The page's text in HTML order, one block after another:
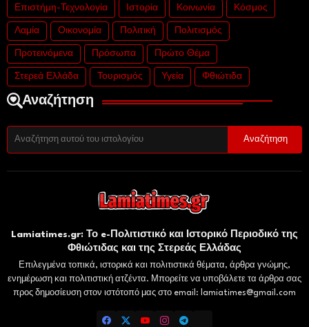
Επιστήμη-Τεχνολογία Ιστορία Κοινωνία Κόσμος
Λαμία Οικονομία Πολιτική Πολιτισμός
Προτεινόμενα Πρόσωπα Πρώτο Θέμα
Στερεά Ελλάδα Τουρισμός Υγεία Φθιώτιδα
Αναζήτηση
Lamiatimes.gr: Το e-Πολιτιστικό και Ιστορικό Περιοδικό της
Φθιώτιδας και της Στερεάς Ελλάδας
Επιλεγμένα τοπικά, ιστορικά και πολιτιστικά θέματα, άρθρα γνώμης,
ενημέρωση και πολιτιστική ατζέντα. Μπορείτε να υποβάλετε τα άρθρα σας
προς δημοσίευση στον ιστότοπό μας στο email: lamiatimes@gmail.com